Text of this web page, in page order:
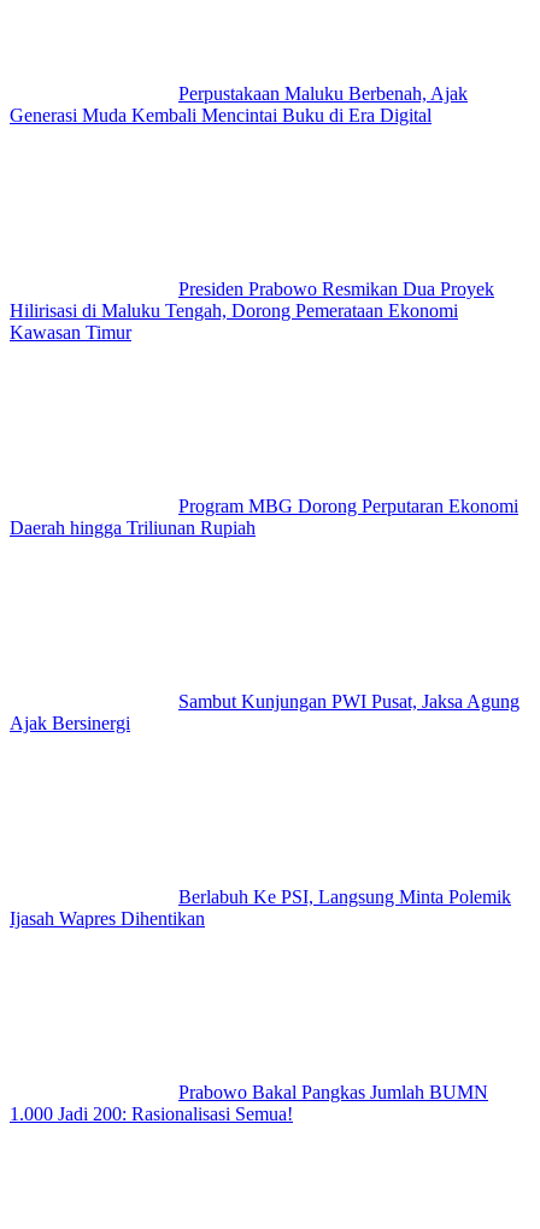
Perpustakaan Maluku Berbenah, Ajak
Generasi Muda Kembali Mencintai Buku di Era Digital
Presiden Prabowo Resmikan Dua Proyek
Hilirisasi di Maluku Tengah, Dorong Pemerataan Ekonomi
Kawasan Timur
Program MBG Dorong Perputaran Ekonomi
Daerah hingga Triliunan Rupiah
Sambut Kunjungan PWI Pusat, Jaksa Agung
Ajak Bersinergi
Berlabuh Ke PSI, Langsung Minta Polemik
Ijasah Wapres Dihentikan
Prabowo Bakal Pangkas Jumlah BUMN
1.000 Jadi 200: Rasionalisasi Semua!